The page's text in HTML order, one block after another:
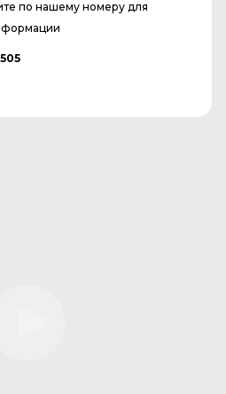
по нашему номеру для